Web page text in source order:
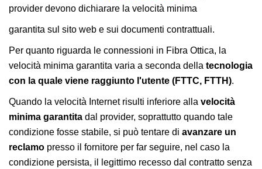
provider devono dichiarare la velocità minima
garantita sul sito web e sui documenti contrattuali.
Per quanto riguarda le connessioni in Fibra Ottica, la
velocità minima garantita varia a seconda della tecnologia
con la quale viene raggiunto l'utente (FTTC, FTTH).
Quando la velocità Internet risulti inferiore alla velocità
minima garantita dal provider, soprattutto quando tale
condizione fosse stabile, si può tentare di avanzare un
reclamo presso il fornitore per far seguire, nel caso la
condizione persista, il legittimo recesso dal contratto senza